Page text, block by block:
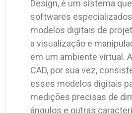
Design, é um sistema
softwares
modelos digitais de
a visualização e
em um ambiente virtual.
CAD, por sua vez,
esses modelos digitais
medições precisas de
ângulos e outras